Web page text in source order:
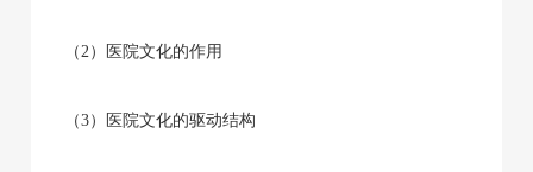
（2）医院文化的作用
（3）医院文化的驱动结构